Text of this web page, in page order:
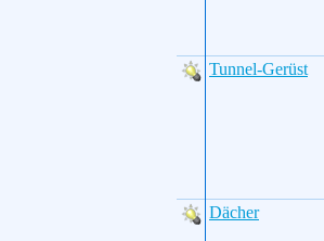
Tunnel-Gerüst
Dächer